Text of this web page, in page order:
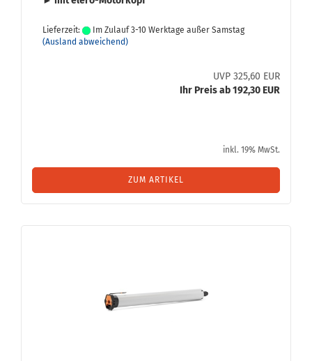
Lieferzeit:
Im Zulauf 3-10 Werktage außer Samstag
(Ausland abweichend)
UVP 325,60 EUR
Ihr Preis ab 192,30 EUR
inkl. 19% MwSt.
ZUM ARTIKEL